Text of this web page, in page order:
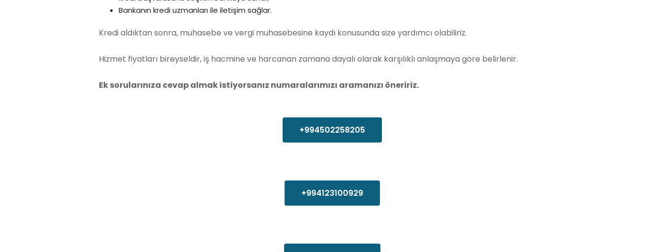
Bankanın kredi uzmanları ile iletişim sağlar.
Kredi aldıktan sonra, muhasebe ve vergi muhasebesine kaydı konusunda size yardımcı olabiliriz.
Hizmet fiyatları bireyseldir, iş hacmine ve harcanan zamana dayalı olarak karşılıklı anlaşmaya göre belirlenir.
Ek sorularınıza cevap almak istiyorsanız numaralarımızı aramanızı öneririz.
+994502258205
+994123100929